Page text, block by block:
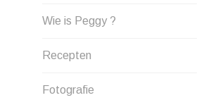
Wie is Peggy ?
Recepten
Fotografie